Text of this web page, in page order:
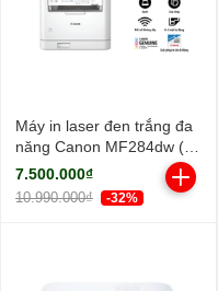
Máy in laser đen trắng đa
năng Canon MF284dw (In
đảo mặt| Copy| Scan| ADF
A4| A5| USB| LAN| WIFI)
7.500.000₫
10.990.000₫ -32%